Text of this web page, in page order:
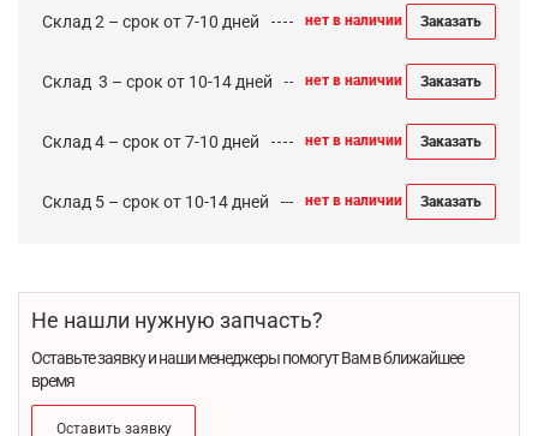
Склад 2 – срок от 7-10 дней нет в наличии Заказать
Cклад 3 – срок от 10-14 дней нет в наличии Заказать
Склад 4 – срок от 7-10 дней нет в наличии Заказать
Склад 5 – срок от 10-14 дней нет в наличии Заказать
Не нашли нужную запчасть?
Оставьте заявку и наши менеджеры помогут Вам в ближайшее
время
Оставить заявку